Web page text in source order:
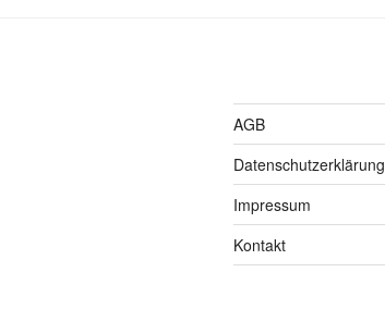
AGB
Datenschutzerklärung
Impressum
Kontakt